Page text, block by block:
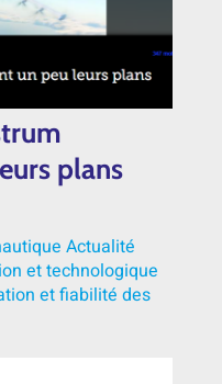
plans
Actualité
et technologique
et fiabilité des